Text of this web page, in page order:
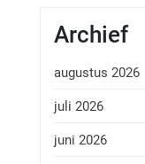
Archief
augustus 2026
juli 2026
juni 2026